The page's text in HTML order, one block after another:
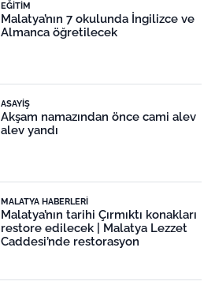
EĞITIM
Malatya’nın 7 okulunda İngilizce ve
Almanca öğretilecek
ASAYIŞ
Akşam namazından önce cami alev
alev yandı
MALATYA HABERLERI
Malatya’nın tarihi Çırmıktı konakları
restore edilecek | Malatya Lezzet
Caddesi’nde restorasyon